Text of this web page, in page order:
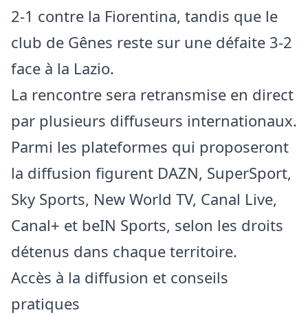
2-1 contre la Fiorentina, tandis que le
club de Gênes reste sur une défaite 3-2
face à la Lazio.
La rencontre sera retransmise en direct
par plusieurs diffuseurs internationaux.
Parmi les plateformes qui proposeront
la diffusion figurent DAZN, SuperSport,
Sky Sports, New World TV, Canal Live,
Canal+ et beIN Sports, selon les droits
détenus dans chaque territoire.
Accès à la diffusion et conseils
pratiques